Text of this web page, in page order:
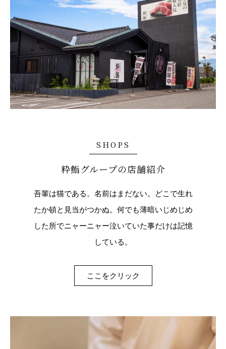
SHOPS
粋鮨グループの店舗紹介
吾輩は猫である。名前はまだない。どこで生れ
たか頓と見当がつかぬ。何でも薄暗いじめじめ
した所でニャーニャー泣いていた事だけは記憶
している。
ここをクリック